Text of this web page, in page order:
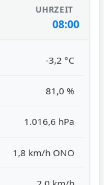
08:00
-3,2 °C
81,0 %
1.016,6 hPa
1,8 km/h ONO